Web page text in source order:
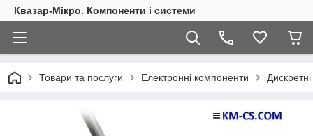
Квазар-Мікро. Компоненти і системи
Товари та послуги Електронні компоненти